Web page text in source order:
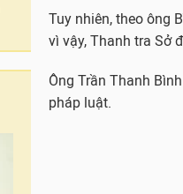
Tuy nhiên, theo ông
vì vậy, Thanh tra Sở
Ông Trần Thanh
pháp luật.